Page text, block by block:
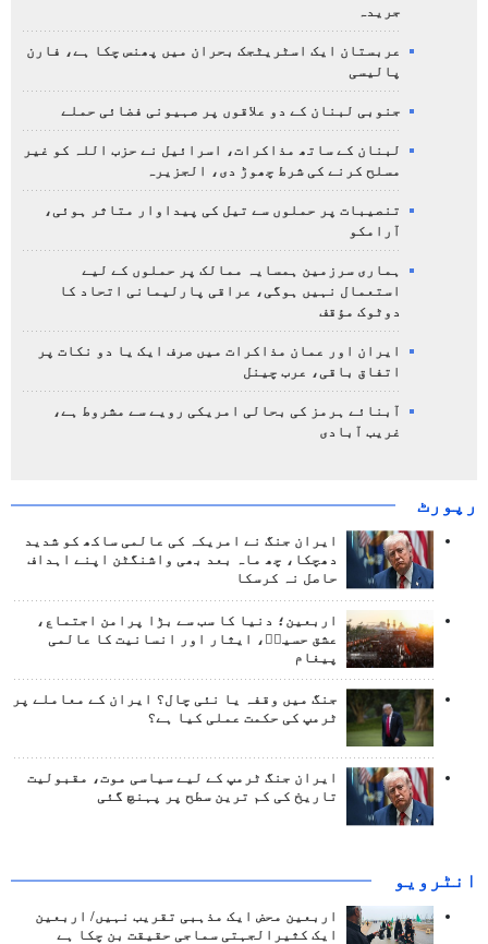
جریدہ
عربستان ایک اسٹریٹجک بحران میں پھنس چکا ہے، فارن
پالیسی
جنوبی لبنان کے دو علاقوں پر صہیونی فضائی حملے
لبنان کے ساتھ مذاکرات، اسرائیل نے حزب اللہ کو غیر
مسلح کرنے کی شرط چھوڑ دی، الجزیرہ
تنصیبات پر حملوں سے تیل کی پیداوار متاثر ہوئی،
آرامکو
ہماری سرزمین ہمسایہ ممالک پر حملوں کے لیے
استعمال نہیں ہوگی، عراقی پارلیمانی اتحاد کا
دوٹوک مؤقف
ایران اور عمان مذاکرات میں صرف ایک یا دو نکات پر
اتفاق باقی، عرب چینل
آبنائے ہرمز کی بحالی امریکی رویے سے مشروط ہے،
غریب آبادی
رپورٹ
ایران جنگ نے امریکہ کی عالمی ساکھ کو شدید
دھچکا، چھ ماہ بعد بھی واشنگٹن اپنے اہداف
حاصل نہ کرسکا
اربعین؛ دنیا کا سب سے بڑا پرامن اجتماع،
عشق حسینؑ، ایثار اور انسانیت کا عالمی
پیغام
جنگ میں وقفہ یا نئی چال؟ ایران کے معاملے پر
ٹرمپ کی حکمت عملی کیا ہے؟
ایران جنگ ٹرمپ کے لیے سیاسی موت، مقبولیت
تاریخ کی کم ترین سطح پر پہنچ گئی
انٹرويو
اربعین محض ایک مذہبی تقریب نہیں/ اربعین
ایک کثیرالجہتی سماجی حقیقت بن چکا ہے